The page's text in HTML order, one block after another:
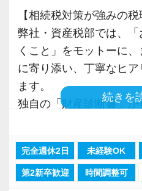
方
法人担当社員が安心し
な正確なお仕事をしてく
を添えておいたら分か
合はこちらのやり方の
囲のために考えながら行
【社内環境】
■コミュニケーション◎
30代～50代の主婦メン
【相続税対策が強みの税
弊社・資産税部では、
くこと」をモットーに
に寄り添い、丁寧なヒ
ます。
独自の「財産診断書」
相続業務において申告
がありますが、弊社で
続きを
完全週休2日 未経験OK
第2新卒歓迎 時間調整可